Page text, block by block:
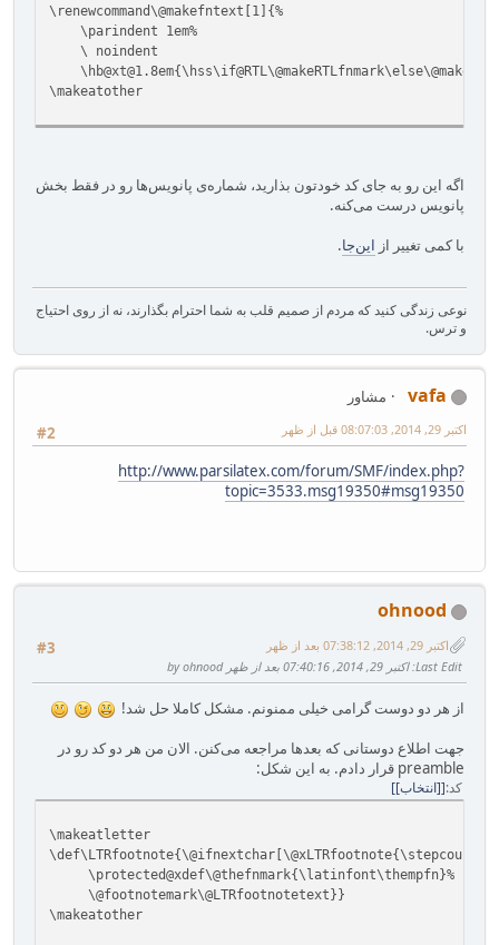
\renewcommand\@makefntext[1]{%
\parindent 1em%
\ noindent
\makeatother
اگه این رو به جای کد خودتون بذارید، شماره‌ی پانویس‌ها رو در فقط بخش
پانویس درست می‌کنه.
با کمی تغییر از این‌جا.
نوعی زندگی کنید که مردم از صمیم قلب به شما احترام بگذارند، نه از روی احتیاج
و ترس.
vafa
مشاور
#2
اکتبر 29, 2014, 08:07:03 قبل از ظهر
http://www.parsilatex.com/forum/SMF/index.php?
topic=3533.msg19350#msg19350
ohnood
#3
اکتبر 29, 2014, 07:38:12 بعد از ظهر
Last Edit: اکتبر 29, 2014, 07:40:16 بعد از ظهر by ohnood
از هر دو دوست گرامی خیلی ممنونم. مشکل کاملا حل شد!
جهت اطلاع دوستانی که بعدها مراجعه می‌کنن. الان من هر دو کد رو در
preamble قرار دادم. به این شکل:
کد [انتخاب]
\makeatletter
\protected@xdef\@thefnmark{\latinfont\thempfn}%
\@footnotemark\@LTRfootnotetext}}
\makeatother